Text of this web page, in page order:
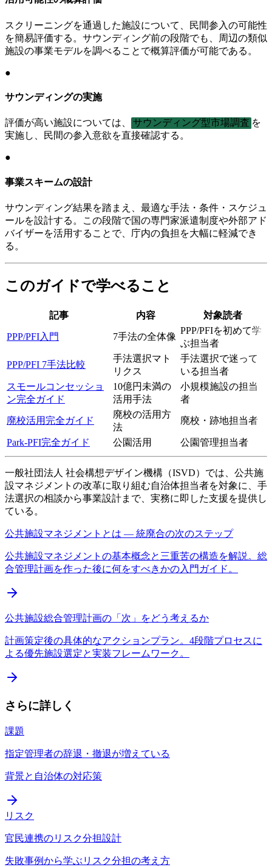
スクリーニングを通過した施設について、民間参入の可能性
を簡易評価する。サウンディング前の段階でも、周辺の類似
施設の事業モデルを調べることで概算評価が可能である。
●
サウンディングの実施
評価が高い施設については、 サウンディング型市場調査 を
実施し、民間の参入意欲を直接確認する。
●
事業スキームの設計
サウンディング結果を踏まえ、最適な手法・条件・スケジュ
ールを設計する。この段階で国の専門家派遣制度や外部アド
バイザーを活用することで、庁内の負担を大幅に軽減でき
る。
このガイドで学べること
記事 内容 対象読者
PPP/PFI入門 7手法の全体像
PPP/PFIを初めて学
ぶ担当者
PPP/PFI 7手法比較
手法選択マト
リクス
手法選択で迷って
いる担当者
スモールコンセッショ
ン完全ガイド
10億円未満の
活用手法
小規模施設の担当
者
廃校活用完全ガイド
廃校の活用方
法
廃校・跡地担当者
Park-PFI完全ガイド 公園活用 公園管理担当者
一般社団法人 社会構想デザイン機構（ISVD）では、公共施
設マネジメントの改革に取り組む自治体担当者を対象に、手
法選択の相談から事業設計まで、実務に即した支援を提供し
ている。
公共施設マネジメントとは — 統廃合の次のステップ
公共施設マネジメントの基本概念と三重苦の構造を解説。総
合管理計画を作った後に何をすべきかの入門ガイド。
公共施設総合管理計画の「次」をどう考えるか
計画策定後の具体的なアクションプラン。4段階プロセスに
よる優先施設選定と実装フレームワーク。
さらに詳しく
課題
指定管理者の辞退・撤退が増えている
背景と自治体の対応策
リスク
官民連携のリスク分担設計
失敗事例から学ぶリスク分担の考え方